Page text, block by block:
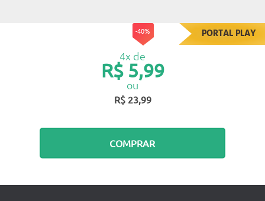
-40% PORTAL PLAY
R$ 23,99
4x de
R$ 5,99
ou
COMPRAR